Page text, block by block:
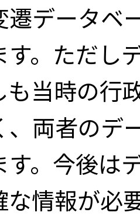
遷データ
す。ただし
も当時の行
、両者のデ
す。今後は
な情報が必